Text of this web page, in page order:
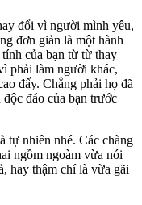
đổi vì người mình yêu,
đơn giản là một hành
của bạn từ từ thay
phải làm người khác,
đấy. Chẳng phải họ đã
đáo của bạn trước
tự nhiên nhé. Các chàng
ngồm ngoàm vừa nói
hay thậm chí là vừa gãi